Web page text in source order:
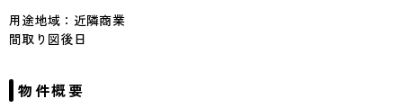
用途地域：近隣商業
間取り図後日
物件概要